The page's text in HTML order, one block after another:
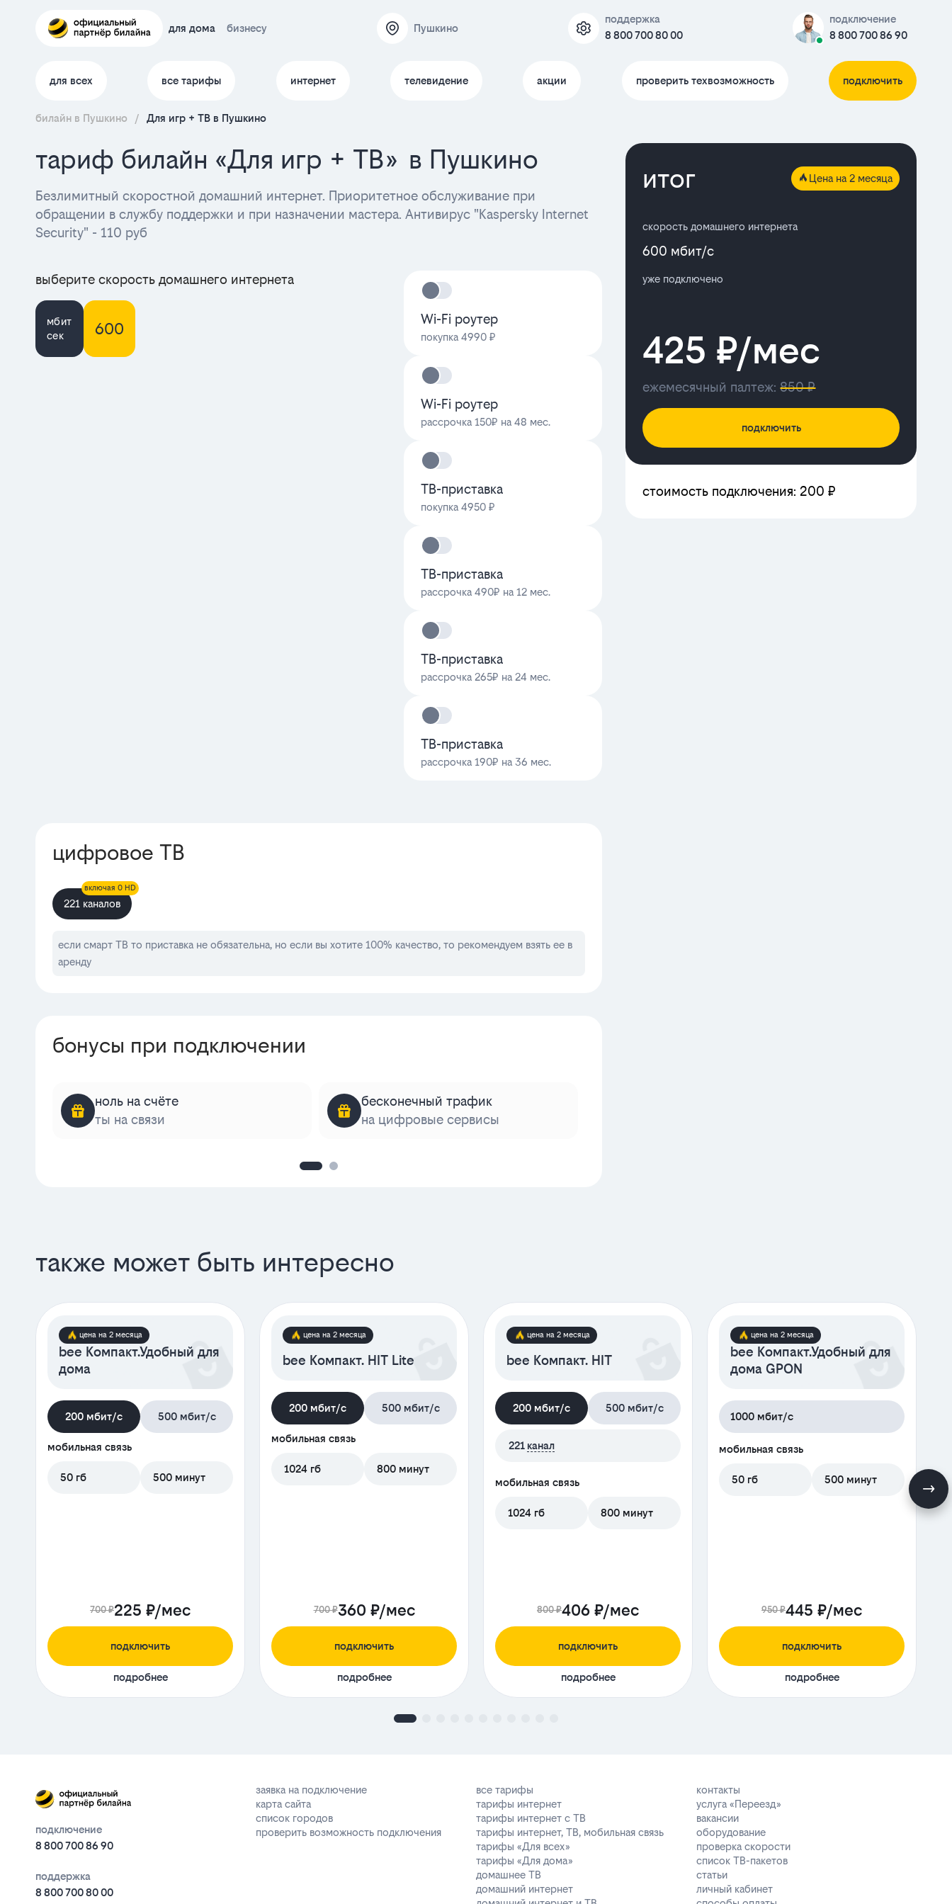
для дома бизнесу Пушкино
поддержка
8 800 700 80 00
подключение
8 800 700 86 90
для всех все тарифы интернет телевидение акции проверить техвозможность подключить
билайн в Пушкино / Для игр + ТВ в Пушкино
тариф билайн «Для игр + ТВ» в Пушкино
Безлимитный скоростной домашний интернет. Приоритетное обслуживание при
обращении в службу поддержки и при назначении мастера. Антивирус "Kaspersky Internet
Security" - 110 руб
выберите скорость домашнего интернета
мбит
сек
600
Wi-Fi роутер
покупка 4990 ₽
Wi-Fi роутер
рассрочка 150₽ на 48 мес.
ТВ-приставка
покупка 4950 ₽
ТВ-приставка
рассрочка 490₽ на 12 мес.
ТВ-приставка
рассрочка 265₽ на 24 мес.
ТВ-приставка
рассрочка 190₽ на 36 мес.
цифровое ТВ
221 каналов
включая 0 HD
если смарт ТВ то приставка не обязательна, но если вы хотите 100% качество, то рекомендуем взять ее в
аренду
бонусы при подключении
ноль на счёте
ты на связи
бесконечный трафик
на цифровые сервисы
итог Цена на 2 месяца
скорость домашнего интернета
600 мбит/с
уже подключено
425 ₽/мес
ежемесячный палтеж:850 ₽
подключить
стоимость подключения: 200 ₽
также может быть интересно
цена на 2 месяца
bee Компакт.Удобный для
дома
200 мбит/с 500 мбит/с
мобильная связь
50 гб 500 минут
700 ₽225 ₽/мес
подключить
подробнее
цена на 2 месяца
bee Компакт. HIT Lite
200 мбит/с 500 мбит/с
мобильная связь
1024 гб 800 минут
700 ₽360 ₽/мес
подключить
подробнее
цена на 2 месяца
bee Компакт. HIT
200 мбит/с 500 мбит/с
221 канал
мобильная связь
1024 гб 800 минут
800 ₽406 ₽/мес
подключить
подробнее
цена на 2 месяца
bee Компакт.Удобный для
дома GPON
1000 мбит/с
мобильная связь
50 гб 500 минут
950 ₽445 ₽/мес
подключить
подробнее
подключение
8 800 700 86 90
поддержка
8 800 700 80 00
заявка на подключение
карта сайта
список городов
проверить возможность подключения
все тарифы
тарифы интернет
тарифы интернет с ТВ
тарифы интернет, ТВ, мобильная связь
тарифы «Для всех»
тарифы «Для дома»
домашнее ТВ
домашний интернет
контакты
услуга «Переезд»
вакансии
оборудование
проверка скорости
список ТВ-пакетов
статьи
личный кабинет